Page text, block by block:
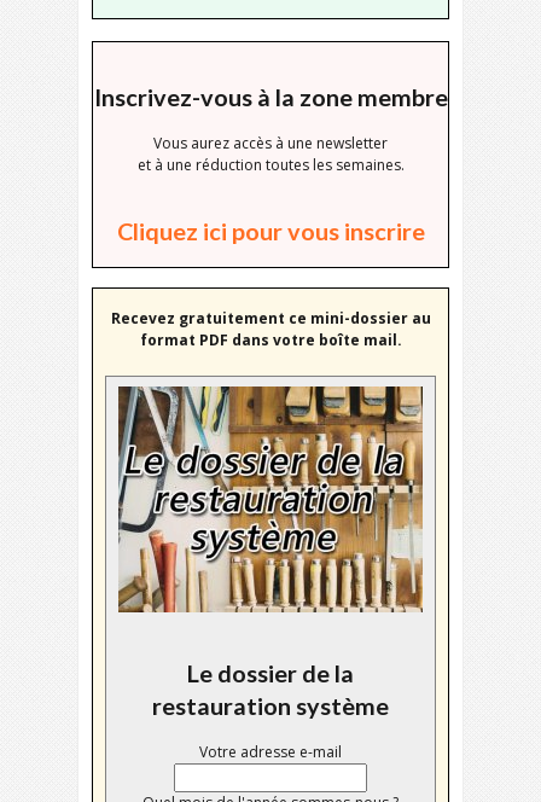
Inscrivez-vous à la zone membre
Vous aurez accès à une newsletter
et à une réduction toutes les semaines.
Cliquez ici pour vous inscrire
Recevez gratuitement ce mini-dossier au
format PDF dans votre boîte mail.
Le dossier de la
restauration système
Votre adresse e-mail